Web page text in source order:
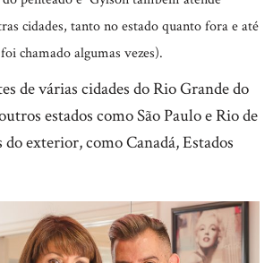
cidades, tanto no estado quanto fora e até
chamado algumas vezes).
de várias cidades do Rio Grande do
estados como São Paulo e Rio de
do exterior, como Canadá, Estados